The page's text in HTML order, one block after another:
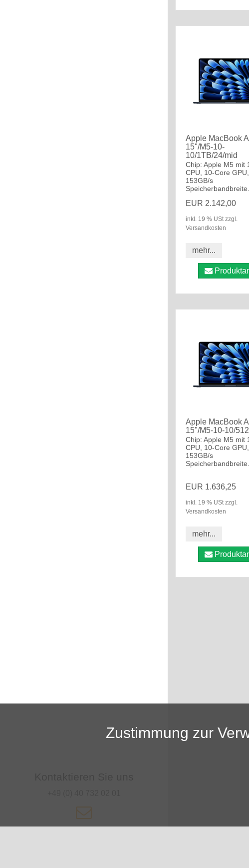
Apple MacBook
15"/M5-10-
10/1TB/24/mid
Chip: Apple M5 mit
CPU, 10-Core GPU,
153GB/s
Speicherbandbreite...
EUR 2.142,00
inkl. 19 % USt zzgl.
Versandkosten
mehr...
Apple MacBook
15"/M5-10-10/
Chip: Apple M5 mit
CPU, 10-Core GPU,
153GB/s
Speicherbandbreite...
EUR 1.636,25
inkl. 19 % USt zzgl.
Versandkosten
mehr...
Zustimmung zur